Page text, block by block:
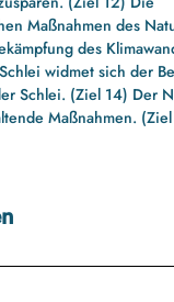
Maßnahmen des
des
widmet sich der
Schlei. (Ziel 14) Der
Maßnahmen.